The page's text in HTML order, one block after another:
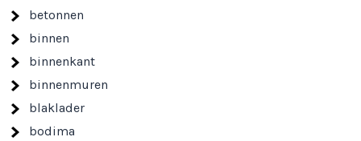
betonnen
binnen
binnenkant
binnenmuren
blaklader
bodima